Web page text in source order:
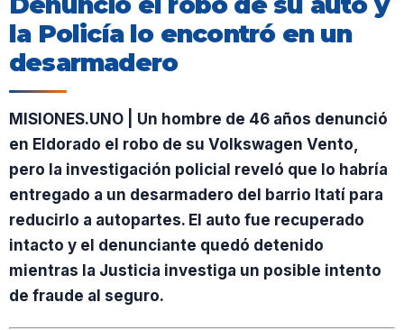
la Policía lo encontró en un
desarmadero
MISIONES.UNO | Un hombre de 46 años denunció
en Eldorado el robo de su Volkswagen Vento,
pero la investigación policial reveló que lo habría
entregado a un desarmadero del barrio Itatí para
reducirlo a autopartes. El auto fue recuperado
intacto y el denunciante quedó detenido
mientras la Justicia investiga un posible intento
de fraude al seguro.